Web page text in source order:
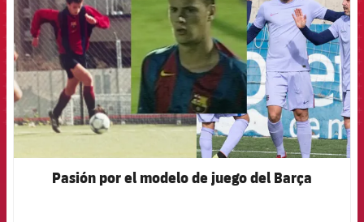
Pasión por el modelo de juego del Barça